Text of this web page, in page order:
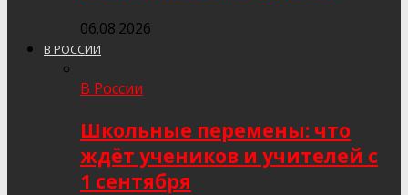
06.08.2026
В РОССИИ
В России
Школьные перемены: что
ждёт учеников и учителей с
1 сентября